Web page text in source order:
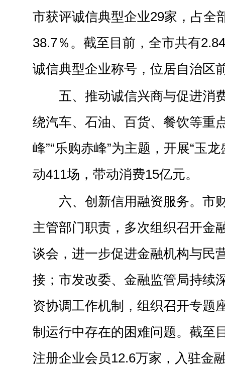
市获评诚信典型企业29家，占全
38.7％。截至目前，全市共有
诚信典型企业称号，位居自治区
五、推动诚信兴商与促进消
绕汽车、石油、百货、餐饮等重
峰”“乐购赤峰”为主题，开展“玉
动411场，带动消费15亿元。
六、创新信用融资服务。市
主管部门职责，多次组织召开金
谈会，进一步促进金融机构与民
接；市发改委、金融监管局持续
资协调工作机制，组织召开专题
制运行中存在的困难问题。截至
注册企业会员12.6万家，入驻金